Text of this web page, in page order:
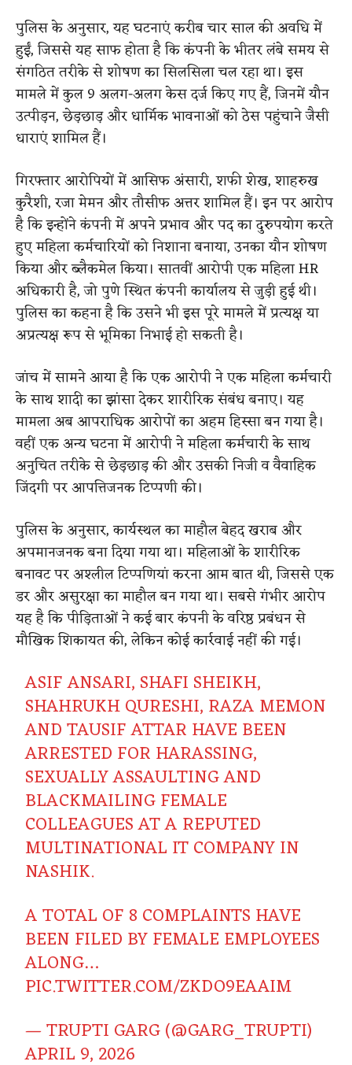
पुलिस के अनुसार, यह घटनाएं करीब चार साल की अवधि में
हुईं, जिससे यह साफ होता है कि कंपनी के भीतर लंबे समय से
संगठित तरीके से शोषण का सिलसिला चल रहा था। इस
मामले में कुल 9 अलग-अलग केस दर्ज किए गए हैं, जिनमें यौन
उत्पीड़न, छेड़छाड़ और धार्मिक भावनाओं को ठेस पहुंचाने जैसी
धाराएं शामिल हैं।
गिरफ्तार आरोपियों में आसिफ अंसारी, शफी शेख, शाहरुख
कुरैशी, रजा मेमन और तौसीफ अत्तर शामिल हैं। इन पर आरोप
है कि इन्होंने कंपनी में अपने प्रभाव और पद का दुरुपयोग करते
हुए महिला कर्मचारियों को निशाना बनाया, उनका यौन शोषण
किया और ब्लैकमेल किया। सातवीं आरोपी एक महिला HR
अधिकारी है, जो पुणे स्थित कंपनी कार्यालय से जुड़ी हुई थी।
पुलिस का कहना है कि उसने भी इस पूरे मामले में प्रत्यक्ष या
अप्रत्यक्ष रूप से भूमिका निभाई हो सकती है।
जांच में सामने आया है कि एक आरोपी ने एक महिला कर्मचारी
के साथ शादी का झांसा देकर शारीरिक संबंध बनाए। यह
मामला अब आपराधिक आरोपों का अहम हिस्सा बन गया है।
वहीं एक अन्य घटना में आरोपी ने महिला कर्मचारी के साथ
अनुचित तरीके से छेड़छाड़ की और उसकी निजी व वैवाहिक
जिंदगी पर आपत्तिजनक टिप्पणी की।
पुलिस के अनुसार, कार्यस्थल का माहौल बेहद खराब और
अपमानजनक बना दिया गया था। महिलाओं के शारीरिक
बनावट पर अश्लील टिप्पणियां करना आम बात थी, जिससे एक
डर और असुरक्षा का माहौल बन गया था। सबसे गंभीर आरोप
यह है कि पीड़िताओं ने कई बार कंपनी के वरिष्ठ प्रबंधन से
मौखिक शिकायत की, लेकिन कोई कार्रवाई नहीं की गई।
ASIF ANSARI, SHAFI SHEIKH,
SHAHRUKH QURESHI, RAZA MEMON
AND TAUSIF ATTAR HAVE BEEN
ARRESTED FOR HARASSING,
SEXUALLY ASSAULTING AND
BLACKMAILING FEMALE
COLLEAGUES AT A REPUTED
MULTINATIONAL IT COMPANY IN
NASHIK.
A TOTAL OF 8 COMPLAINTS HAVE
BEEN FILED BY FEMALE EMPLOYEES
ALONG…
PIC.TWITTER.COM/ZKDO9EAAIM
— TRUPTI GARG (@GARG_TRUPTI)
APRIL 9, 2026